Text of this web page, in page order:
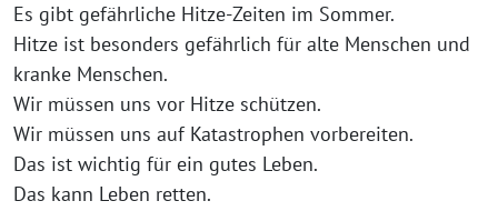
Es gibt gefährliche Hitze-Zeiten im Sommer.
Hitze ist besonders gefährlich für alte Menschen und
kranke Menschen.
Wir müssen uns vor Hitze schützen.
Wir müssen uns auf Katastrophen vorbereiten.
Das ist wichtig für ein gutes Leben.
Das kann Leben retten.